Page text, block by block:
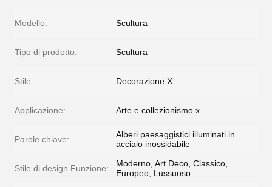
Modello: Scultura
Tipo di prodotto: Scultura
Stile: Decorazione X
Applicazione: Arte e collezionismo x
Parole chiave:
Alberi paesaggistici illuminati in
acciaio inossidabile
Stile di design Funzione:
Moderno, Art Deco, Classico,
Europeo, Lussuoso